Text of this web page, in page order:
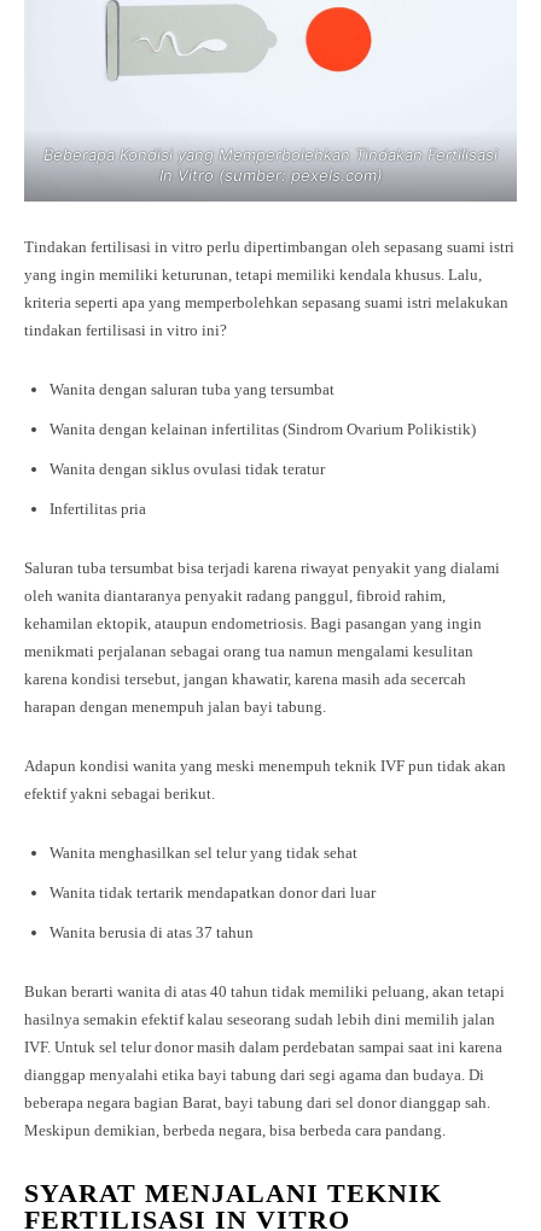
Beberapa Kondisi yang Memperbolehkan Tindakan Fertilisasi
In Vitro (sumber: pexels.com)
Tindakan fertilisasi in vitro perlu dipertimbangan oleh sepasang suami istri
yang ingin memiliki keturunan, tetapi memiliki kendala khusus. Lalu,
kriteria seperti apa yang memperbolehkan sepasang suami istri melakukan
tindakan fertilisasi in vitro ini?
Wanita dengan saluran tuba yang tersumbat
Wanita dengan kelainan infertilitas (Sindrom Ovarium Polikistik)
Wanita dengan siklus ovulasi tidak teratur
Infertilitas pria
Saluran tuba tersumbat bisa terjadi karena riwayat penyakit yang dialami
oleh wanita diantaranya penyakit radang panggul, fibroid rahim,
kehamilan ektopik, ataupun endometriosis. Bagi pasangan yang ingin
menikmati perjalanan sebagai orang tua namun mengalami kesulitan
karena kondisi tersebut, jangan khawatir, karena masih ada secercah
harapan dengan menempuh jalan bayi tabung.
Adapun kondisi wanita yang meski menempuh teknik IVF pun tidak akan
efektif yakni sebagai berikut.
Wanita menghasilkan sel telur yang tidak sehat
Wanita tidak tertarik mendapatkan donor dari luar
Wanita berusia di atas 37 tahun
Bukan berarti wanita di atas 40 tahun tidak memiliki peluang, akan tetapi
hasilnya semakin efektif kalau seseorang sudah lebih dini memilih jalan
IVF. Untuk sel telur donor masih dalam perdebatan sampai saat ini karena
dianggap menyalahi etika bayi tabung dari segi agama dan budaya. Di
beberapa negara bagian Barat, bayi tabung dari sel donor dianggap sah.
Meskipun demikian, berbeda negara, bisa berbeda cara pandang.
SYARAT MENJALANI TEKNIK
FERTILISASI IN VITRO